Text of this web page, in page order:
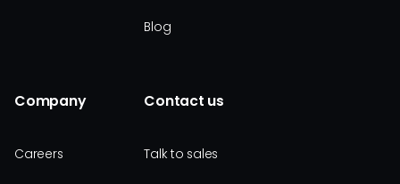
Blog
Company
Careers
Contact us
Talk to sales